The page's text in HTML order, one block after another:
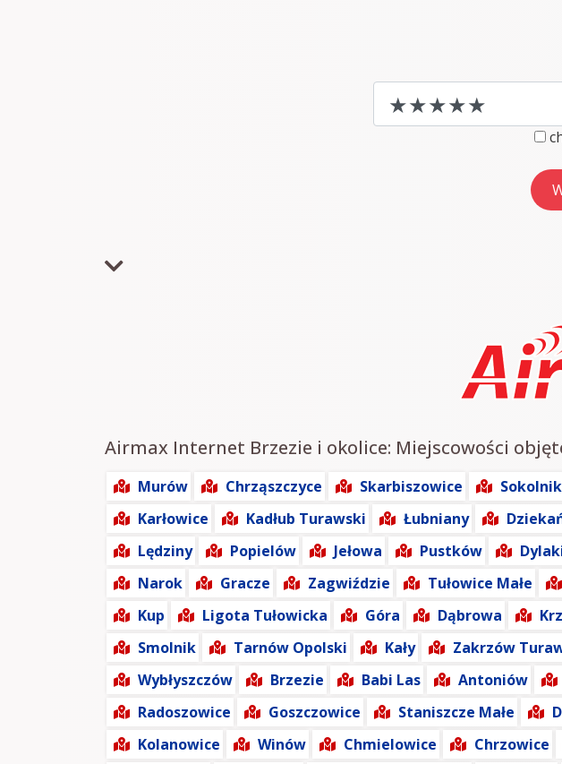
Airmax Internet Brzezie i okolice: Miejscowości
Murów Chrząszczyce Skarbiszowice
Karłowice
Kadłub Turawski Łubniany
Lędziny
Popielów Jełowa Pustków
Narok
Gracze Zagwiździe Tułowice Małe
Kup
Ligota Tułowicka Góra Dąbrowa
Smolnik
Tarnów Opolski Kały Zakrzów
Wybłyszczów
Brzezie Babi Las Antoniów
Radoszowice
Goszczowice Staniszcze Małe
Kolanowice
Winów Chmielowice Chrzowice